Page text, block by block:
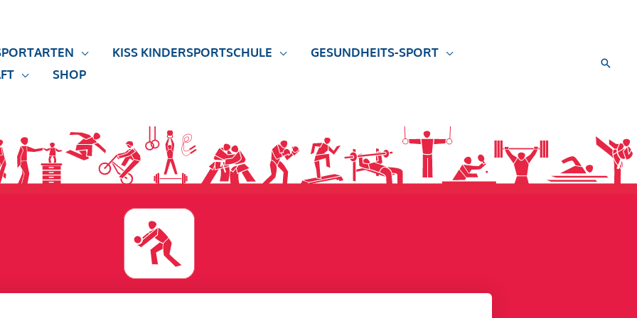
KISS KINDERSPORTSCHULE
GESUNDHEITS-SPORT
SHOP